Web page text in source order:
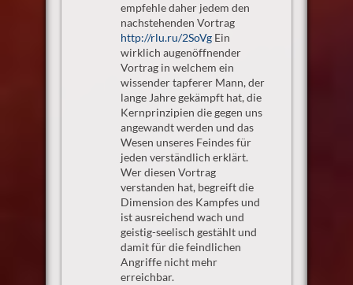
empfehle daher jedem den
nachstehenden Vortrag
http://rlu.ru/2SoVgEin
wirklich augenöffnender
Vortrag in welchem ein
wissender tapferer Mann, der
lange Jahre gekämpft hat, die
Kernprinzipien die gegen uns
angewandt werden und das
Wesen unseres Feindes für
jeden verständlich erklärt.
Wer diesen Vortrag
verstanden hat, begreift die
Dimension des Kampfes und
ist ausreichend wach und
geistig-seelisch gestählt und
damit für die feindlichen
Angriffe nicht mehr
erreichbar.